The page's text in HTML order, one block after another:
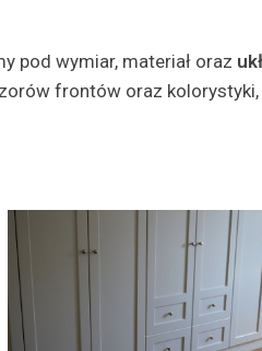
pod wymiar, materiał oraz
frontów oraz